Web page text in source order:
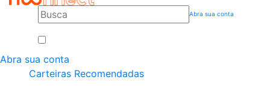
Abra sua conta
Abra sua conta
Carteiras Recomendadas